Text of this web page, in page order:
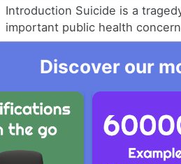
Introduction Suicide is a
important public health
Discover our